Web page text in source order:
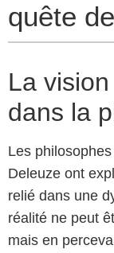
quête
La
dans la
Les
Deleuze ont
relié dans une
réalité ne peut
mais en